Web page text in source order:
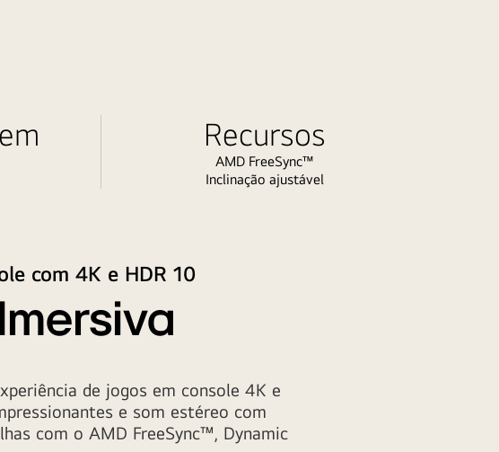
Recursos
AMD FreeSync™
Inclinação ajustável
com 4K e HDR 10
de jogos em console 4K e
e som estéreo com
com o AMD FreeSync™, Dynamic